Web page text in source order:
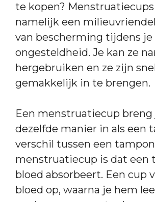
te kopen?
namelijk een
van bescherming tijdens je
ongesteldheid. Je kan ze
hergebruiken en ze zijn
gemakkelijk in te brengen.
Een menstruatiecup breng
dezelfde manier in als een
verschil tussen een
menstruatiecup is dat een
bloed absorbeert. Een cup
bloed op, waarna je hem